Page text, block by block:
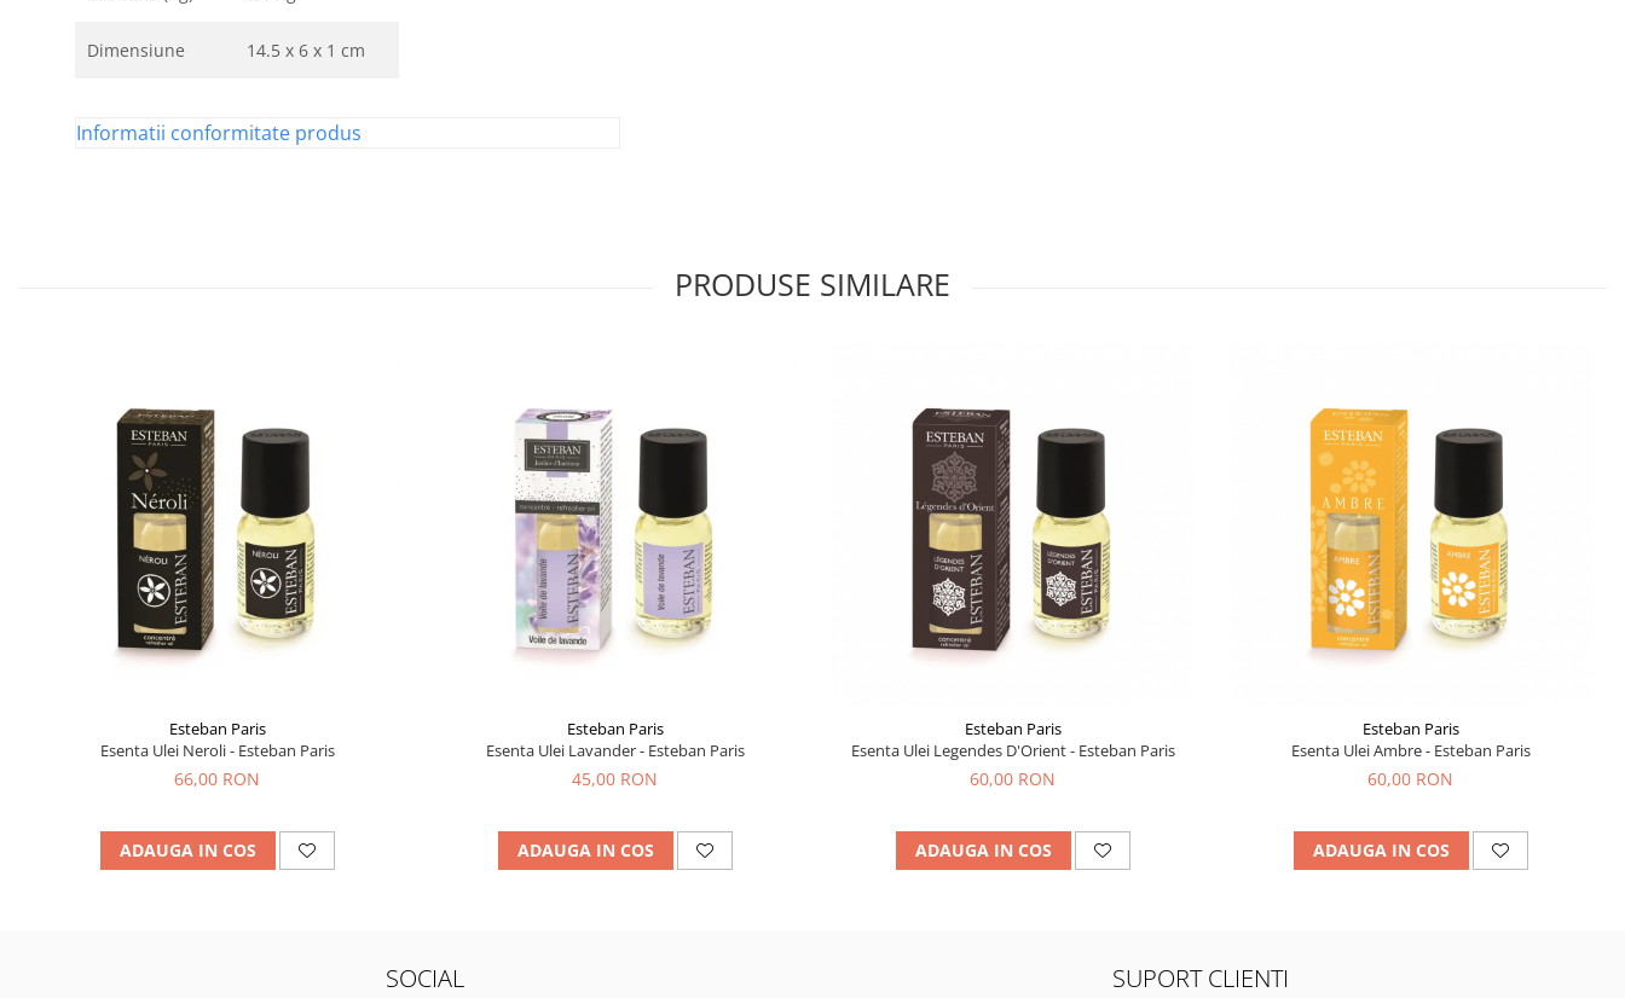
Dimensiune 14.5 x 6 x 1 cm
Informatii conformitate produs
PRODUSE SIMILARE
Esteban Paris
Esenta Ulei Neroli - Esteban Paris
66,00 RON
ADAUGA IN COS
Esteban Paris
Esenta Ulei Lavander - Esteban Paris
45,00 RON
ADAUGA IN COS
Esteban Paris
Esenta Ulei Legendes D'Orient - Esteban Paris
60,00 RON
ADAUGA IN COS
Esteban Paris
Esenta Ulei Ambre - Esteban Paris
60,00 RON
ADAUGA IN COS
SOCIAL SUPORT CLIENTI